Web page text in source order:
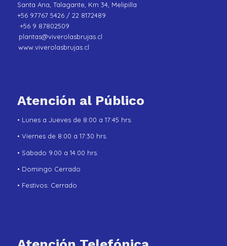
Santa Ana, Talagante, Km 34, Melipilla
+56 97767 5426 / 22 8172489
+56 9 87802509
plantas@viverolasbrujas.cl
www.viverolasbrujas.cl
Atención al Público
• Lunes a Jueves de 8:00 a 17:45 hrs.
• Viernes de 8:00 a 17:30 hrs.
• Sábado 9.00 a 14.00 hrs.
• Domingo Cerrado
• Festivos: Cerrado